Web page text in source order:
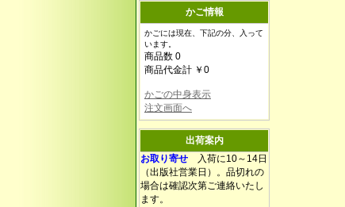
かご情報
かごには現在、下記の分、入って
います。
商品数 0
商品代金計 ￥0
かごの中身表示
注文画面へ
出荷案内
お取り寄せ 入荷に10～14日
（出版社営業日）。品切れの
場合は確認次第ご連絡いたし
ます。